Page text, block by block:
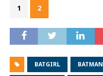
1 2
BATGIRL BATMAN